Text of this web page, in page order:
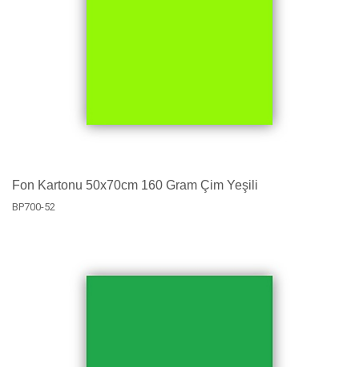
Fon Kartonu 50x70cm 160 Gram Çim Yeşili
BP700-52